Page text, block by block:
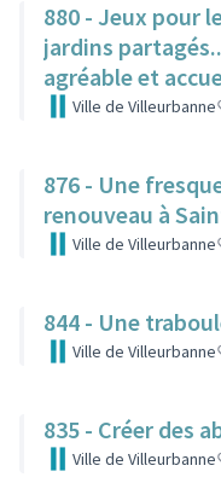
880 - Jeux pour
jardins
agréable et
CielVille de Villeurbanne
876 - Une
renouveau à
Ville de Villeurbanne
844 - Une
Ville de Villeurbanne
835 - Créer des
Ville de Villeurbanne